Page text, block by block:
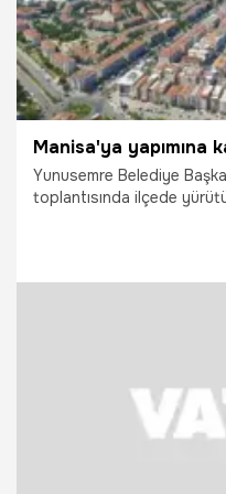
Yunusemre Belediye
toplantısında ilçede
sanat merkezi